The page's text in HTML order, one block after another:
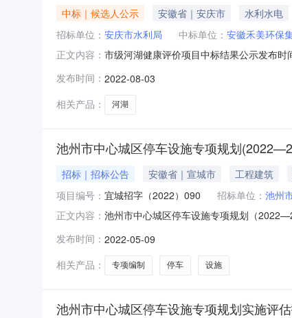
中标｜候选人公示 安徽省｜安庆市
水利水电
招标单位： 安庆市水利局 中标单位： 安徽禾美环保
正文内容： 市级河湖健康评价项目中标结果公示发布
320000.00元四、主要标的信息服务类名称
发布时间： 2022-08-03
相关产品：
河湖
池州市中心城区停车设施专项规划
招标｜招标公告 安徽省｜宣城市 工程建筑
项目编号： 宜城招字（2022）090 招标单位： 池州
正文内容： 池州市中心城区停车设施专项规划（
间2022年05月0*日至2022年05月12日每日
发布时间： 2022-05-09
相关产品：
专项编制 停车 设施
池州市中心城区停车设施专项规划实施评